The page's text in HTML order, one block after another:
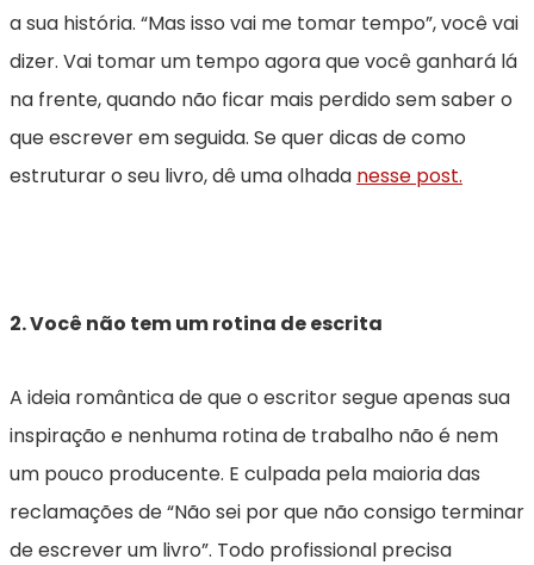
a sua história. “Mas isso vai me tomar tempo”, você vai
dizer. Vai tomar um tempo agora que você ganhará lá
na frente, quando não ficar mais perdido sem saber o
que escrever em seguida. Se quer dicas de como
estruturar o seu livro, dê uma olhada nesse post.
2. Você não tem um rotina de escrita
A ideia romântica de que o escritor segue apenas sua
inspiração e nenhuma rotina de trabalho não é nem
um pouco producente. E culpada pela maioria das
reclamações de “Não sei por que não consigo terminar
de escrever um livro”. Todo profissional precisa